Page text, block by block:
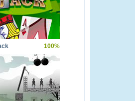
100%